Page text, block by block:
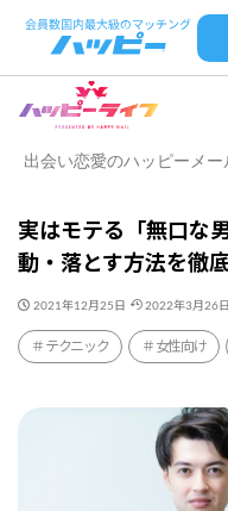
出会い恋愛のハッピーメー
実はモテる「無口な
動・落とす方法を徹
2021年12月25日 2022年3月26日
テクニック 女性向け